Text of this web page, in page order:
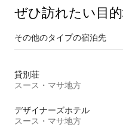
ぜひ訪⁠れ⁠た⁠い目⁠
その他のタ⁠イ⁠プ⁠の宿⁠泊⁠先
貸別荘
スース・マサ地方
デザイナーズホテル
スース・マサ地方